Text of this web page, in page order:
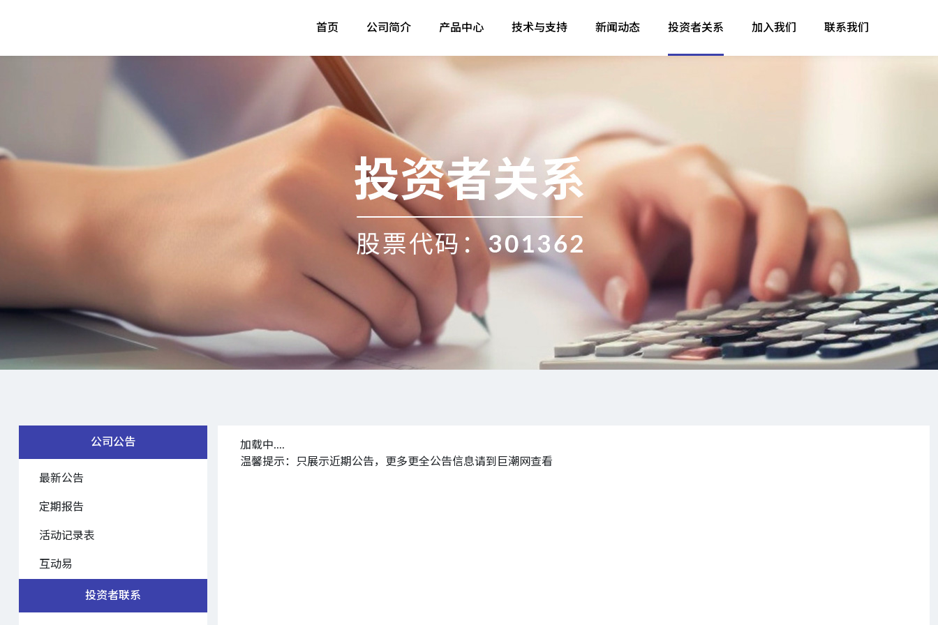
首页 公司简介 产品中心 技术与支持 新闻动态 投资者关系 加入我们 联系我们
公司公告
最新公告
定期报告
活动记录表
互动易
投资者联系
加载中....
温馨提示：只展示近期公告，更多更全公告信息请到巨潮网查看